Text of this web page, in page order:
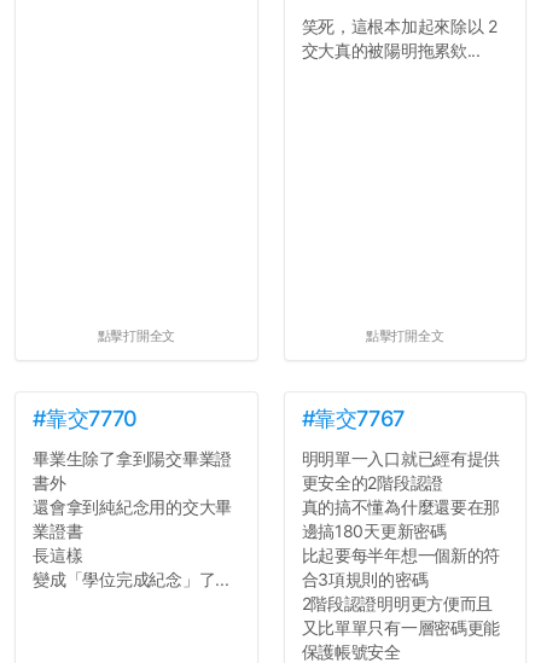
點擊打開全文
笑死，這根本加起來除以 2
交大真的被陽明拖累欸...
點擊打開全文
#靠交7770
畢業生除了拿到陽交畢業證
書外
還會拿到純紀念用的交大畢
業證書
長這樣
變成「學位完成紀念」了...
#靠交7767
明明單一入口就已經有提供
更安全的2階段認證
真的搞不懂為什麼還要在那
邊搞180天更新密碼
比起要每半年想一個新的符
合3項規則的密碼
2階段認證明明更方便而且
又比單單只有一層密碼更能
保護帳號安全